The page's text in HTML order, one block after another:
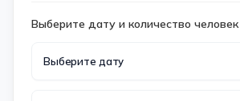
Выберите дату и количество человек
Выберите дату